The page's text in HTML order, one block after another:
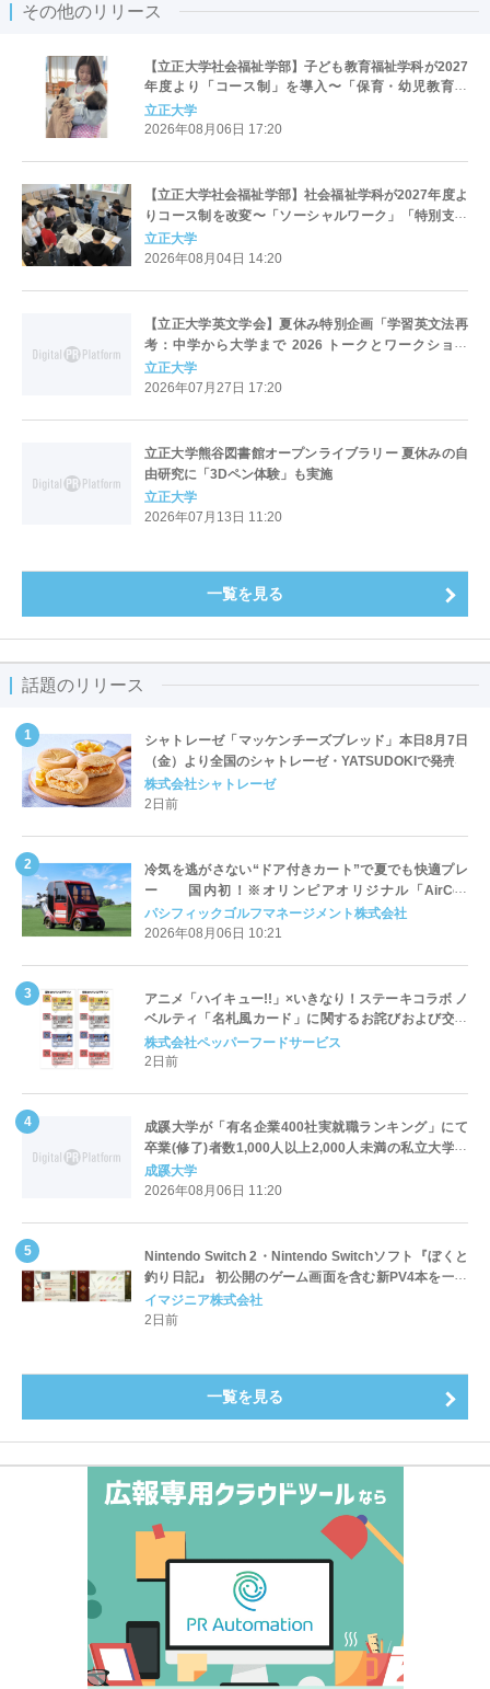
その他のリリース
【立正大学社会福祉学部】子ども教育福祉学科が2027
年度より「コース制」を導入〜「保育・幼児教育」
「初等教育」「子ども心理」の3コースを新設し、目指
すキャリアと学びを明確化〜
立正大学
2026年08月06日 17:20
【立正大学社会福祉学部】社会福祉学科が2027年度よ
りコース制を改変〜「ソーシャルワーク」「特別支援
教育」「社会デザイン」の3コースへ再編、目指すキャ
リアと学びを明確化〜
立正大学
2026年08月04日 14:20
【立正大学英文学会】夏休み特別企画「学習英文法再
考：中学から大学まで 2026 トークとワークショッ
プ」を8月17日（月）に開催
立正大学
2026年07月27日 17:20
立正大学熊谷図書館オープンライブラリー 夏休みの自
由研究に「3Dペン体験」も実施
立正大学
2026年07月13日 11:20
一覧を見る
話題のリリース
シャトレーゼ「マッケンチーズブレッド」本日8月7日
（金）より全国のシャトレーゼ・YATSUDOKIで発売
株式会社シャトレーゼ
2日前
冷気を逃がさない“ドア付きカート”で夏でも快適プレ
ー 国内初！※オリンピアオリジナル「AirCon
Cart（エアコンカート）」導入 | ＰＧＭ
パシフィックゴルフマネージメント株式会社
2026年08月06日 10:21
アニメ「ハイキュー!!」×いきなり！ステーキコラボ ノ
ベルティ「名札風カード」に関するお詫びおよび交換
対応についてのご案内
株式会社ペッパーフードサービス
2日前
成蹊大学が「有名企業400社実就職ランキング」にて
卒業(修了)者数1,000人以上2,000人未満の私立大学で
全国第1位を獲得！～実就職率は26.5%（前年比＋
4.3pt）に伸長、東京の私立大学でも10位にランクイン
成蹊大学
2026年08月06日 11:20
Nintendo Switch 2・Nintendo Switchソフト『ぼくと
釣り日記』 初公開のゲーム画面を含む新PV4本を一挙
公開！
イマジニア株式会社
2日前
一覧を見る